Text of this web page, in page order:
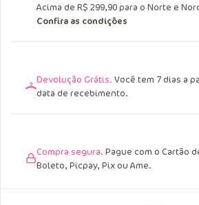
Acima de R$ 299,90 para o Norte e
Confira as condições
Devolução Grátis. Você tem 7 dias a
data de recebimento.
Compra segura. Pague com o Cartão
Boleto, Picpay, Pix ou Ame.